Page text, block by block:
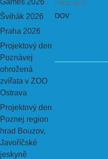
Games 2026
Švihák 2026
Praha 2026
Projektový den
Poznávej
ohrožená
zvířata v ZOO
Ostrava
Projektový den
Poznej region
hrad Bouzov,
Javoříčské
jeskyně
PŘEDCHOZÍ
DOV